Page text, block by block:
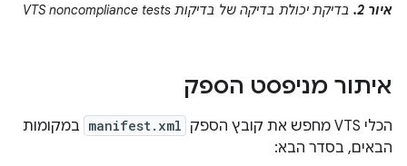
איור 2. בדיקת יכולת בדיקה של בדיקות VTS noncompliance tests
איתור מניפסט הספק
הכלי VTS מחפש את קובץ הספק manifest.xml במקומות
הבאים, בסדר הבא: